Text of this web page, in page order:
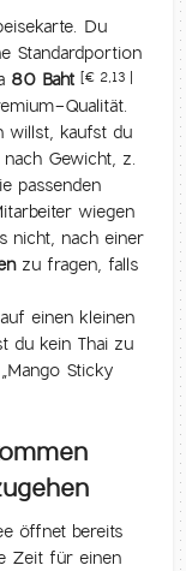
Du
Standardportion
80 Baht
[€ 2,13 |
Qualität.
willst, kaufst du
Gewicht, z.
passenden
wiegen
nicht, nach einer
zu fragen, falls
einen kleinen
du kein Thai zu
Sticky
öffnet bereits
Zeit für einen